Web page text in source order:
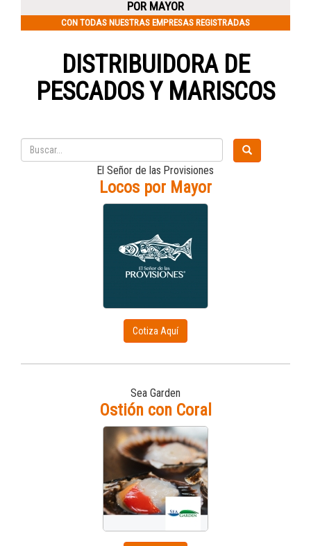
POR MAYOR
CON TODAS NUESTRAS EMPRESAS REGISTRADAS
DISTRIBUIDORA DE
PESCADOS Y MARISCOS
El Señor de las Provisiones
Locos por Mayor
Cotiza Aquí
Sea Garden
Ostión con Coral